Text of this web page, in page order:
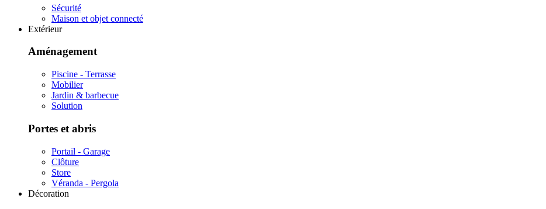
Sécurité
Maison et objet connecté
Extérieur
Aménagement
Piscine - Terrasse
Mobilier
Jardin & barbecue
Solution
Portes et abris
Portail - Garage
Clôture
Store
Véranda - Pergola
Décoration